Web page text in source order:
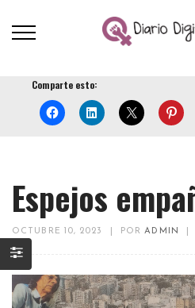
Comparte esto:
Espejos
OCTUBRE 10, 2023 PORADMIN